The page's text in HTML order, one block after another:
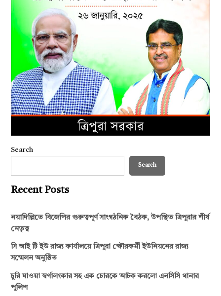
Search
Search
Recent Posts
নয়াদিল্লিতে বিজেপির গুরুত্বপূর্ণ সাংগঠনিক বৈঠক, উপস্থিত ত্রিপুরার শীর্ষ
নেতৃত্ব
সি আই টি ইউ রাজ্য কার্যালয়ে ত্রিপুরা ক্ষৌরকর্মী ইউনিয়নের রাজ্য
সম্মেলন অনুষ্ঠিত
চুরি যাওয়া স্বর্ণালংকার সহ এক চোরকে আটক করলো এনসিসি থানার
পুলিশ